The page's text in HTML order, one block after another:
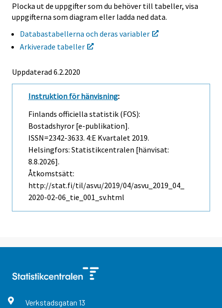
Plocka ut de uppgifter som du behöver till tabeller, visa
uppgifterna som diagram eller ladda ned data.
Databastabellerna och deras variabler
Arkiverade tabeller
Uppdaterad 6.2.2020
Instruktion för hänvisning:
Finlands officiella statistik (FOS):
Bostadshyror [e-publikation].
ISSN=2342-3633. 4:e Kvartalet 2019.
Helsingfors: Statistikcentralen [hänvisat:
8.8.2026].
Åtkomstsätt:
http://stat.fi/til/asvu/2019/04/asvu_2019_04_
2020-02-06_tie_001_sv.html
Verkstadsgatan 13